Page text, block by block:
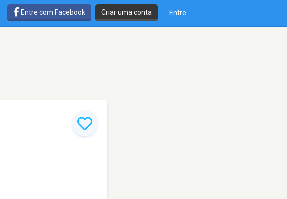
Entre com Facebook Criar uma conta Entre